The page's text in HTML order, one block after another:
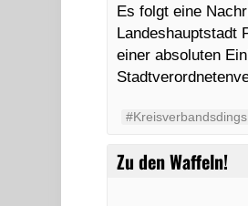
Es folgt eine
Landeshauptstadt
einer absoluten
#Kreisverbandsdings
Zu den Waffeln!